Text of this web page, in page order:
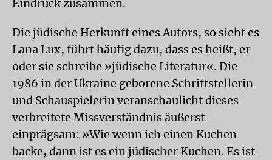
Eindruck zusammen.
Die jüdische Herkunft eines Autors, so sieht es
Lana Lux, führt häufig dazu, dass es heißt, er
oder sie schreibe »jüdische Literatur«. Die
1986 in der Ukraine geborene Schriftstellerin
und Schauspielerin veranschaulicht dieses
verbreitete Missverständnis äußerst
einprägsam: »Wie wenn ich einen Kuchen
backe, dann ist es ein jüdischer Kuchen. Es ist